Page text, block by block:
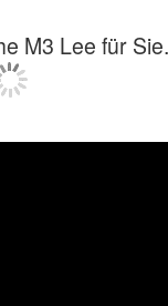
M3 Lee für